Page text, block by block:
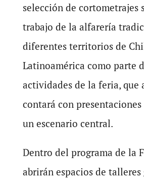
selección de cortometrajes
trabajo de la alfarería
diferentes territorios de
Latinoamérica como parte
actividades de la feria, que
contará con presentaciones
un escenario central.
Dentro del programa de la
abrirán espacios de